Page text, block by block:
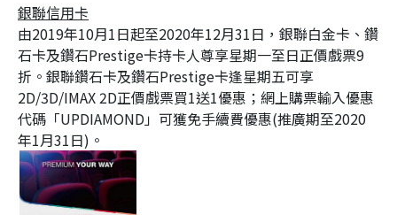
銀聯信用卡
由2019年10月1日起至2020年12月31日，銀聯白金卡、鑽
石卡及鑽石Prestige卡持卡人尊享星期一至日正價戲票9
折。銀聯鑽石卡及鑽石Prestige卡逢星期五可享
2D/3D/IMAX 2D正價戲票買1送1優惠；網上購票輸入優惠
代碼「UPDIAMOND」可獲免手續費優惠(推廣期至2020
年1月31日)。